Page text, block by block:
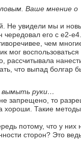
Ваше мнение о
Не увидели мы и
его с е2-е4.
чем
мог воспользоваться
рассчитывала
что выпад болгар
вымыть руки…
запрещено, то
хороши. Такие методы
потому, что у них
сторон? Это